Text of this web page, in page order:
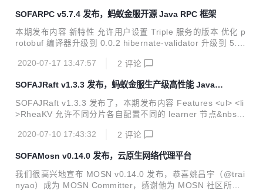
f4j-api</artifactId> <version>1.7.21</version> </de...
SOFARPC v5.7.4 发布，蚂蚁金服开源 Java RPC 框架
本期发布内容 新特性 允许用户设置 Triple 服务的版本 优化 p
rotobuf 编译器升级到 0.0.2 hibernate-validator 升级到 5.3.
Hessian over triple 不支持基本类型的问题 Abstract Enhanc
quires JDK8 version support). We encourage everyone us
e 5.6.x to u...
2020-07-17 13:47:57 2 评论
SOFAJRaft v1.3.3 发布，蚂蚁金服生产级高性能 Java
实现
SOFAJRaft v1.3.3 发布了，本期发布内容 Features <ul> <li
>RheaKV 允许不同分片各自配置不同的 learner 节点&nbsp;
#486</a></li> <li>在只有一个成员变更的情况下，仍然使用 r
tack/sofa-jraft/pull/482">#482</a></li> <li>替换基于 GPL-
2.0 licence 的 ...
2020-07-10 17:43:32 2 评论
SOFAMosn v0.14.0 发布，云原生网络代理平台
我们很高兴地宣布 MOSN v0.14.0 发布，恭喜姚昌宇（@trai
nyao）成为 MOSN Committer，感谢他为 MOSN 社区所做